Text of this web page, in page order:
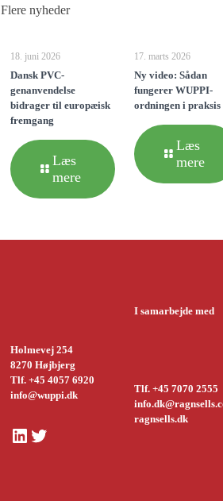
Flere nyheder
18. juni 2026
Dansk PVC-
genanvendelse
bidrager til europæisk
fremgang
Læs
mere
17. marts 2026
Ny video: Sådan
fungerer WUPPI-
ordningen i praksis
Læs
mere
Holmevej 254
8270 Højbjerg
Tlf. +45 4057 6920
info@wuppi.dk
LinkedIn
Twitter
I samarbejde med
Tlf. +45 7070 2555
ragnsells.dk